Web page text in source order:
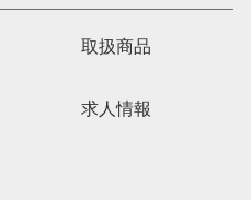
取扱商品
求人情報